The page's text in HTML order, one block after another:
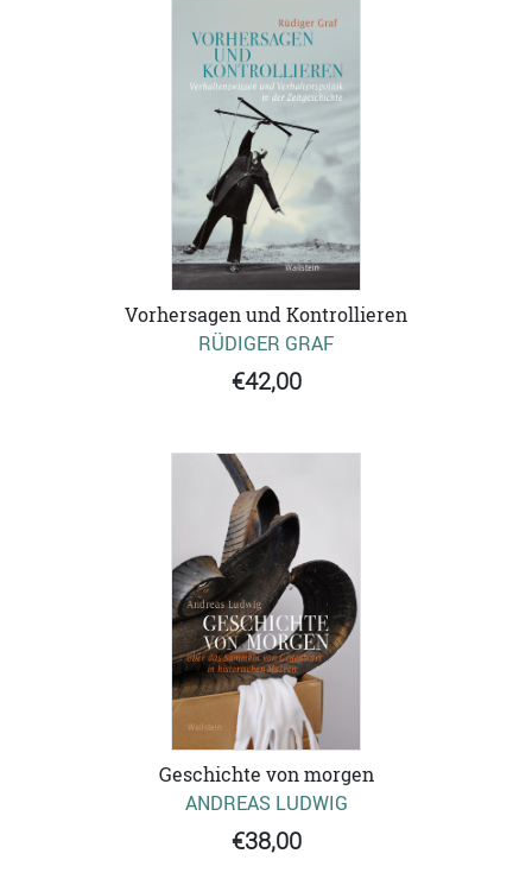
Vorhersagen und Kontrollieren
RÜDIGER GRAF
€42,00
Geschichte von morgen
ANDREAS LUDWIG
€38,00